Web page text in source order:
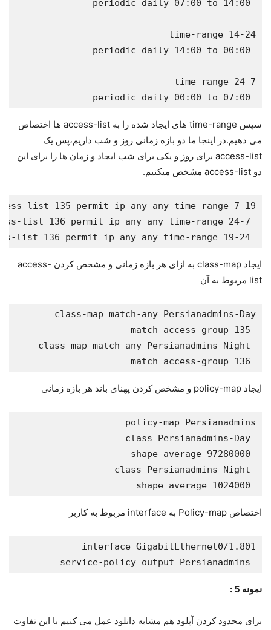
سپس time-range های ایجاد شده را به access-list ها اختصاص
می دهیم.در اینجا ما دو بازه زمانی روز و شب داریم،پس یک
access-list برای روز و یکی برای شب ایجاد و زمان ها را برای این
دو access-list مشخص میکنیم.
ایجاد class-map به ازای هر بازه زمانی و مشخص کردن access-
list مربوط به آن
ایجاد policy-map و مشخص کردن پهنای باند هر بازه زمانی
اختصاص Policy-map به interface مربوط به کاربر
نمونه 5 :
برای محدود کردن آپلود هم مشابه دانلود عمل می کنیم با این تفاوت